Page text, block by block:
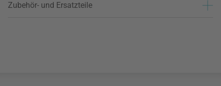
Zubehör- und Ersatzteile